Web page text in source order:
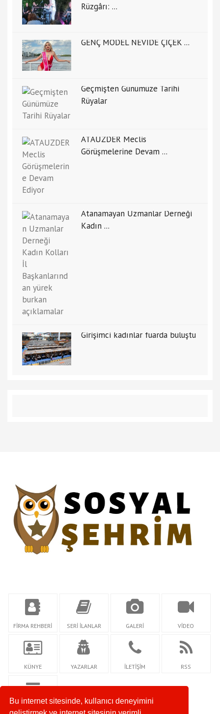
Bu internet sitesinde, kullanıcı deneyimini
Rüzgârı: ...
GENÇ MODEL NEVİDE ÇİÇEK ...
Geçmişten Günümüze Tarihi
Rüyalar
ATAUZDER Meclis
Görüşmelerine Devam ...
Atanamayan Uzmanlar Derneği
Kadın ...
Girişimci kadınlar fuarda buluştu
FİRMA REHBERİ SERİ İLANLAR GALERİ VİDEO
KÜNYE YAZARLAR İLETİŞİM RSS